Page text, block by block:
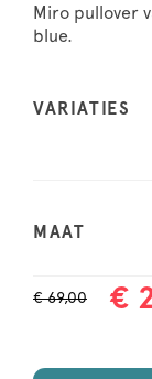
Miro pullover
blue.
VARIATIES
MAAT
€ 69,00 €